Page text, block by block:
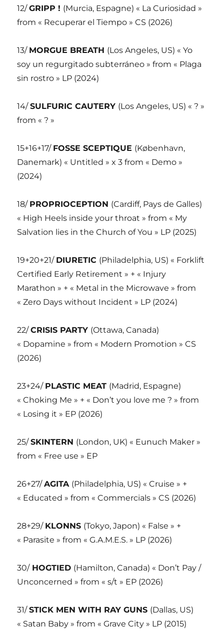
12/GRIPP ! (Murcia, Espagne) « La Curiosidad »
from « Recuperar el Tiempo » CS (2026)
13/ MORGUE BREATH (Los Angeles, US) « Yo
soy un regurgitado subterráneo » from « Plaga
sin rostro » LP (2024)
14/SULFURIC CAUTERY (Los Angeles, US) « ? »
from « ? »
15+16+17/ FOSSE SCEPTIQUE (København,
Danemark) « Untitled » x 3 from « Demo »
(2024)
18/ PROPRIOCEPTION (Cardiff, Pays de Galles)
« High Heels inside your throat » from « My
Salvation lies in the Church of You » LP (2025)
19+20+21/ DIURETIC (Philadelphia, US) « Forklift
Certified Early Retirement » + « Injury
Marathon » + « Metal in the Microwave » from
« Zero Days without Incident » LP (2024)
22/CRISIS PARTY (Ottawa, Canada)
« Dopamine » from « Modern Promotion » CS
(2026)
23+24/ PLASTIC MEAT (Madrid, Espagne)
« Choking Me » + « Don’t you love me ? » from
« Losing it » EP (2026)
25/SKINTERN (London, UK) « Eunuch Maker »
from « Free use » EP
26+27/AGITA (Philadelphia, US) « Cruise » +
« Educated » from « Commercials » CS (2026)
28+29/ KLONNS (Tokyo, Japon) « False » +
« Parasite » from « G.A.M.E.S. » LP (2026)
30/HOGTIED (Hamilton, Canada) « Don’t Pay /
Unconcerned » from « s/t » EP (2026)
31/STICK MEN WITH RAY GUNS (Dallas, US)
« Satan Baby » from « Grave City » LP (2015)